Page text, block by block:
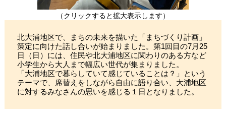
（クリックすると拡大表示します）
北大浦地区で、まちの未来を描いた「まちづくり計画」
策定に向けた話し合いが始まりました。第1回目の7月25
日（日）には、住民や北大浦地区に関わりのある方など
小学生から大人まで幅広い世代が集まりました。
「大浦地区で暮らしていて感じていることは？」という
テーマで、席替えをしながら自由に語り合い、大浦地区
に対するみなさんの思いを感じる１日となりました。